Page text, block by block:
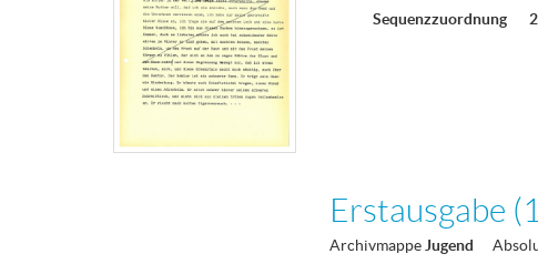
Sequenzzuordnung
Erstausgabe
Archivmappe Jugend